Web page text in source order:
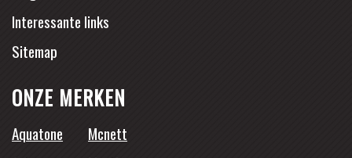
Interessante links
Sitemap
ONZE MERKEN
Aquatone
Mcnett